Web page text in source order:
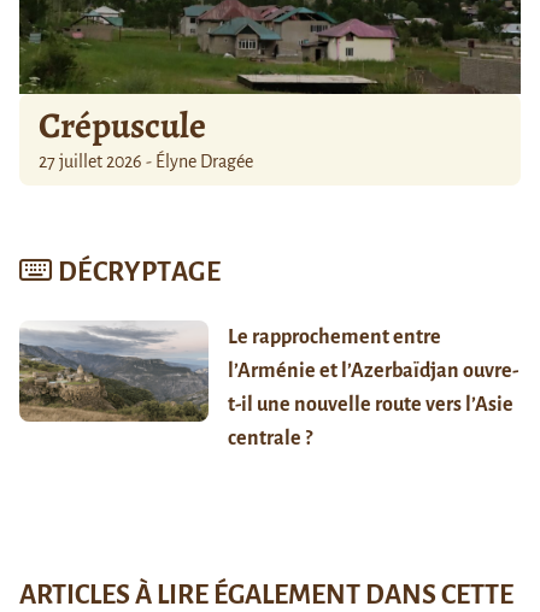
Crépuscule
27 juillet 2026 - Élyne Dragée
DÉCRYPTAGE
Le rapprochement entre
l’Arménie et l’Azerbaïdjan ouvre-
t-il une nouvelle route vers l’Asie
centrale ?
ARTICLES À LIRE ÉGALEMENT DANS CETTE